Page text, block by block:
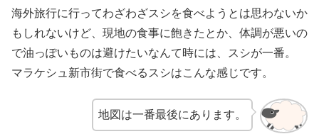
海外旅行に行ってわざわざスシを食べようとは思わないか
もしれないけど、現地の食事に飽きたとか、体調が悪いの
で油っぽいものは避けたいなんて時には、スシが一番。
マラケシュ新市街で食べるスシはこんな感じです。
地図は一番最後にあります。